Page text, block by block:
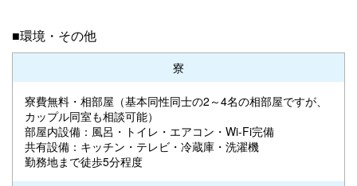
■環境・その他
寮
寮費無料・相部屋（基本同性同士の2～4名の相部屋ですが、
カップル同室も相談可能）
部屋内設備：風呂・トイレ・エアコン・Wi-Fi完備
共有設備：キッチン・テレビ・冷蔵庫・洗濯機
勤務地まで徒歩5分程度